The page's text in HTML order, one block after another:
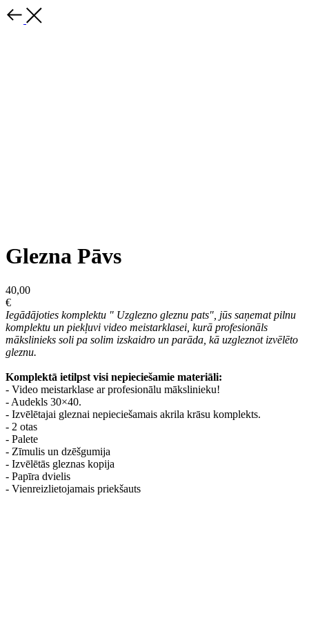
Glezna Pāvs
40,00
€
Iegādājoties komplektu " Uzglezno gleznu pats", jūs saņemat pilnu
komplektu un piekļuvi video meistarklasei, kurā profesionāls
mākslinieks soli pa solim izskaidro un parāda, kā uzgleznot izvēlēto
gleznu.
Komplektā ietilpst visi nepieciešamie materiāli:
- Video meistarklase ar profesionālu mākslinieku!
- Audekls 30×40.
- Izvēlētajai gleznai nepieciešamais akrila krāsu komplekts.
- 2 otas
- Palete
- Zīmulis un dzēšgumija
- Izvēlētās gleznas kopija
- Papīra dvielis
- Vienreizlietojamais priekšauts